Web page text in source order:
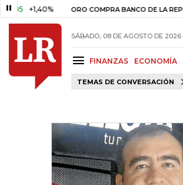
+1,40% ORO COMPRA BANCO DE LA REPÚBLICA
SÁBADO, 08 DE AGOSTO DE 2026
FINANZAS ECONOMÍA
TEMAS DE CONVERSACIÓN